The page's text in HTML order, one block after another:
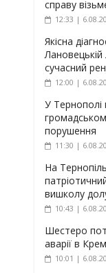
справу
12:33 |
Якісна
Лановецькій
сучасний
12:00 |
У Тернополі
порушення
11:30 |
На
вишколу
10:43 |
Шестеро
аварії в
10:01 |